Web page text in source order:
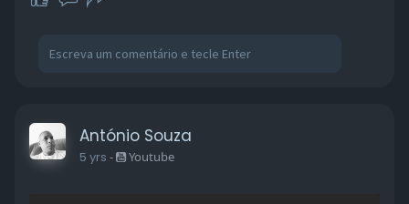
António Souza
5 yrs - Youtube